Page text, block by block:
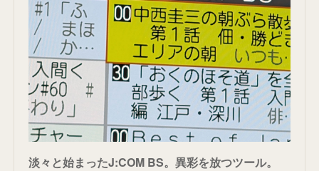
淡々と始まったJ:COM BS。異彩を放つツール。